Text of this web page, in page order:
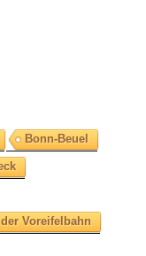
Bonn-Beuel
Voreifelbahn